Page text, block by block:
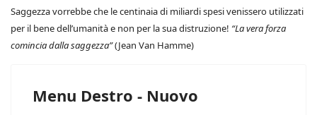
Saggezza vorrebbe che le centinaia di miliardi spesi venissero utilizzati
per il bene dell’umanità e non per la sua distruzione! “La vera forza
comincia dalla saggezza”(Jean Van Hamme)
Menu Destro - Nuovo